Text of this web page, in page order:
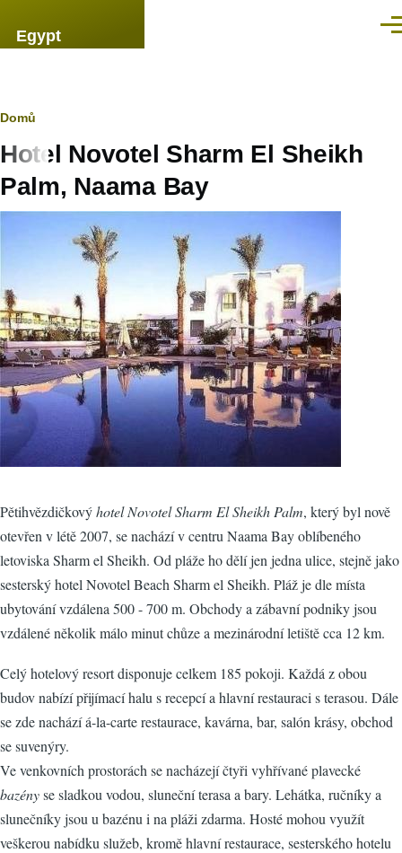
Egypt
Drobečková
navigace
Domů
Hotel Novotel Sharm El Sheikh
Palm, Naama Bay
Pětihvězdičkovýhotel Novotel Sharm El Sheikh Palm, který byl nově
otevřen v létě 2007, se nachází v centru Naama Bay oblíbeného
letoviska Sharm el Sheikh. Od pláže ho dělí jen jedna ulice, stejně jako
sesterský hotel Novotel Beach Sharm el Sheikh. Pláž je dle místa
ubytování vzdálena 500 - 700 m. Obchody a zábavní podniky jsou
vzdálené několik málo minut chůze a mezinárodní letiště cca 12 km.
Celý hotelový resort disponuje celkem 185 pokoji. Každá z obou
budov nabízí přijímací halu s recepcí a hlavní restauraci s terasou. Dále
se zde nachází á-la-carte restaurace, kavárna, bar, salón krásy, obchod
se suvenýry.
Ve venkovních prostorách se nacházejí čtyři vyhřívané plavecké
bazényse sladkou vodou, sluneční terasa a bary. Lehátka, ručníky a
slunečníky jsou u bazénu i na pláži zdarma. Hosté mohou využít
veškerou nabídku služeb, kromě hlavní restaurace, sesterského hotelu